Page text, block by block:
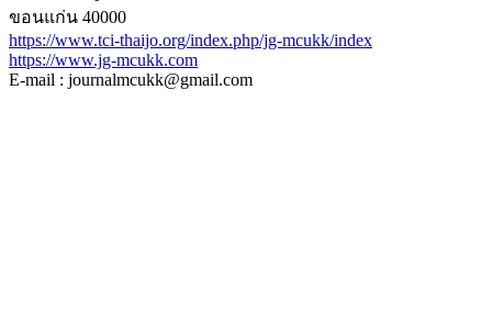
ขอนแก่น 40000
https://www.tci-thaijo.org/index.php/jg-mcukk/index
https://www.jg-mcukk.com
E-mail : journalmcukk@gmail.com